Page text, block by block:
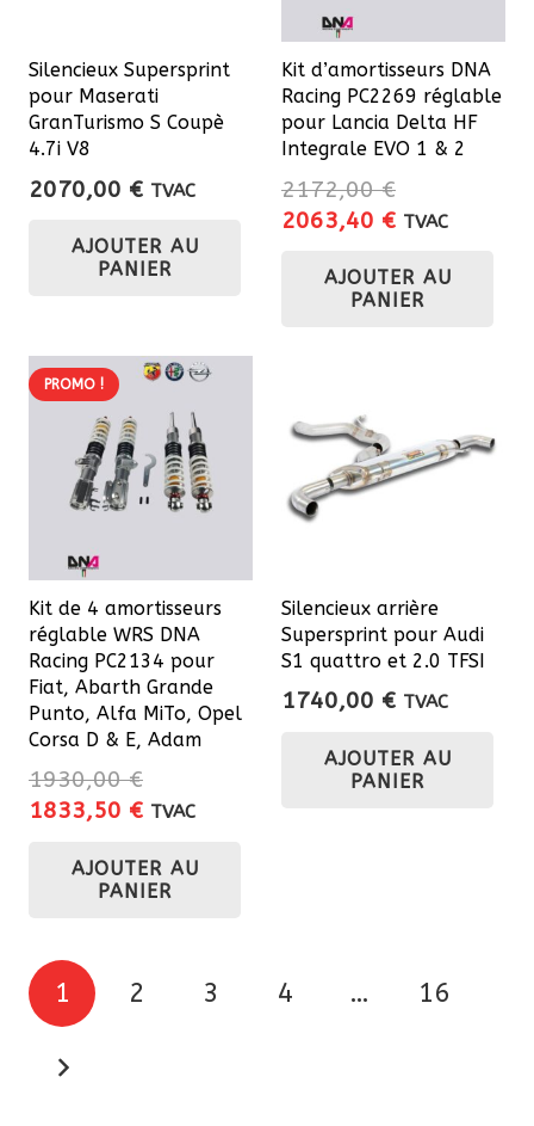
Silencieux Supersprint
pour Maserati
GranTurismo S Coupè
4.7i V8
2070,00 € TVAC
AJOUTER AU
PANIER
Kit d’amortisseurs DNA
Racing PC2269 réglable
pour Lancia Delta HF
Integrale EVO 1 & 2
2172,00€
Le
initial
2063,40 €Le
actuel
est :
TVAC
AJOUTER AU
PANIER
PROMO !
Kit de 4 amortisseurs
réglable WRS DNA
Racing PC2134 pour
Fiat, Abarth Grande
Punto, Alfa MiTo, Opel
Corsa D & E, Adam
1930,00€
Le
initial
1833,50 €Le
actuel
est :
TVAC
AJOUTER AU
PANIER
Silencieux arrière
Supersprint pour Audi
S1 quattro et 2.0 TFSI
1740,00 € TVAC
AJOUTER AU
PANIER
Pagination
des
publications
1 2 3 4 … 16